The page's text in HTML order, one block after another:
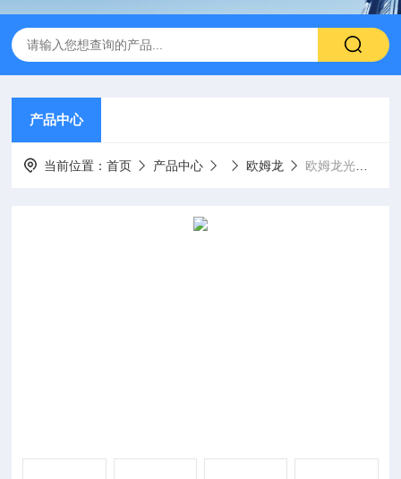
产品中心
当前位置：首页 产品中心 欧姆龙 欧姆龙光电开关EE-SX673